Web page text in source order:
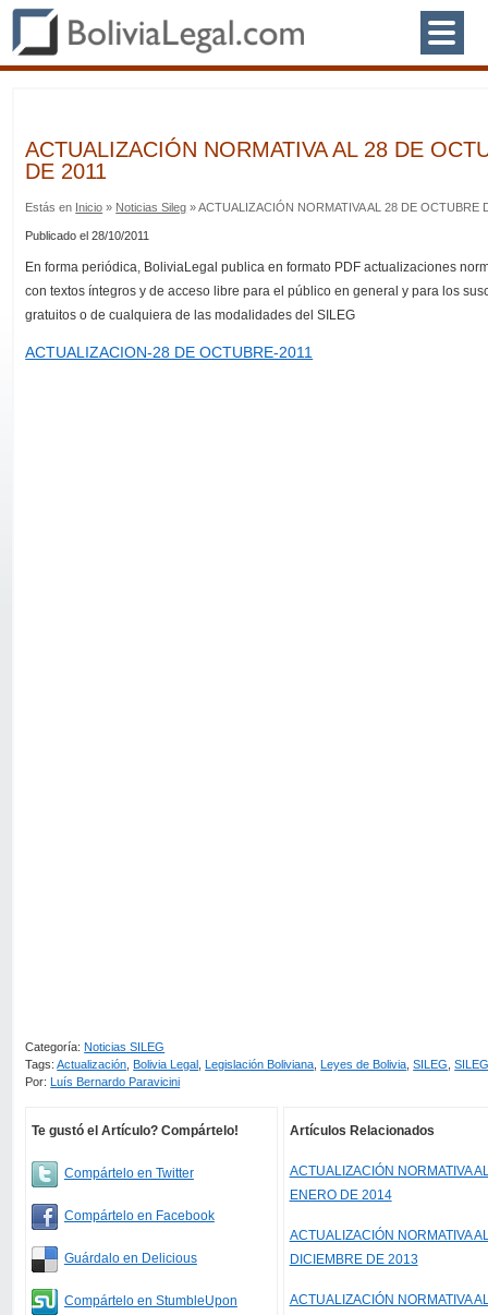
ACTUALIZACIÓN NORMATIVA AL 28 DE
DE 2011
Estás en Inicio » Noticias Sileg » ACTUALIZACIÓN NORMATIVA AL 28 DE OCTUBRE
Publicado el 28/10/2011
En forma periódica, BoliviaLegal publica en formato PDF actualizaciones
con textos íntegros y de acceso libre para el público en general y para los
gratuitos o de cualquiera de las modalidades del SILEG
ACTUALIZACION-28 DE OCTUBRE-2011
Categoría: Noticias SILEG
Tags:Actualización Bolivia Legal Legislación Boliviana Leyes de Bolivia ,SILEG ,
Por: Luís Bernardo Paravicini
Te gustó el Artículo? Compártelo!
Compártelo en Twitter
Compártelo en Facebook
Guárdalo en Delicious
Compártelo en StumbleUpon
Artículos Relacionados
ACTUALIZACIÓN NORMATIVA
ENERO DE 2014
ACTUALIZACIÓN NORMATIVA
DICIEMBRE DE 2013
ACTUALIZACIÓN NORMATIVA